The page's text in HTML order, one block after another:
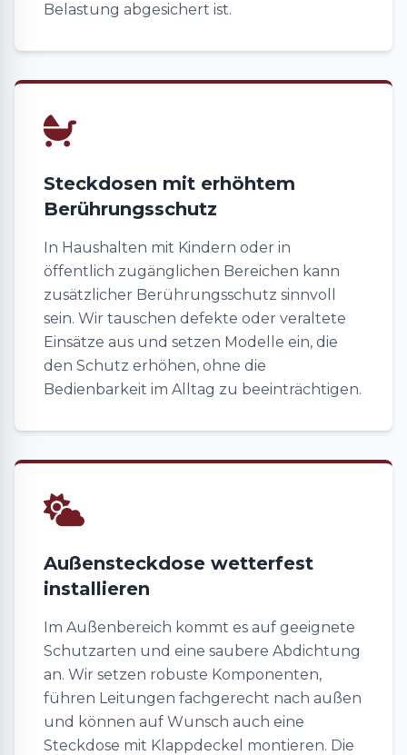
Belastung abgesichert ist.
Steckdosen mit erhöhtem
Berührungsschutz
In Haushalten mit Kindern oder in
öffentlich zugänglichen Bereichen kann
zusätzlicher Berührungsschutz sinnvoll
sein. Wir tauschen defekte oder veraltete
Einsätze aus und setzen Modelle ein, die
den Schutz erhöhen, ohne die
Bedienbarkeit im Alltag zu beeinträchtigen.
Außensteckdose wetterfest
installieren
Im Außenbereich kommt es auf geeignete
Schutzarten und eine saubere Abdichtung
an. Wir setzen robuste Komponenten,
führen Leitungen fachgerecht nach außen
und können auf Wunsch auch eine
Steckdose mit Klappdeckel montieren. Die